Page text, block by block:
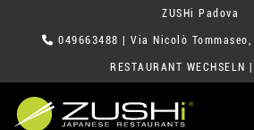
ZUSHi Padova
049663488 | Via Nicolò
RESTAURANT WECHSELN